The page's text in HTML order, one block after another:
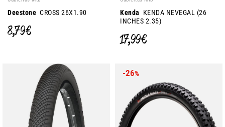
Deestone CROSS 26X1.90
8,79 €
Kenda KENDA NEVEGAL (26
INCHES 2.35)
17,99 €
-26%